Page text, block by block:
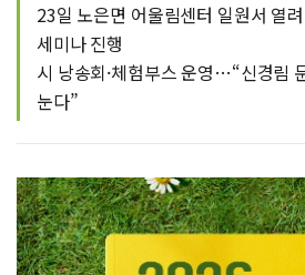
23일 노은면 어울림센터 일원서 열
세미나 진행
시 낭송회·체험부스 운영…“신경림
눈다”